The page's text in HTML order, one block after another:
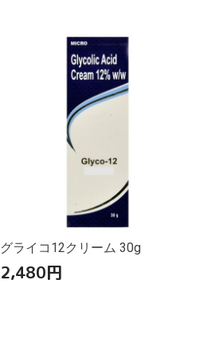
グライコ12クリーム 30g
2,480円